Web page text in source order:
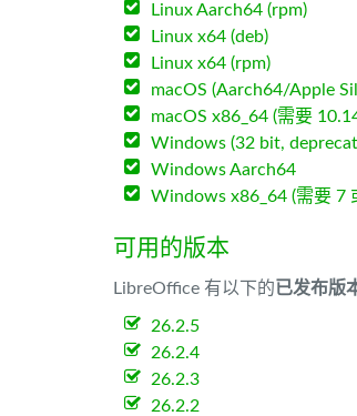
Linux Aarch64 (rpm)
Linux x64 (deb)
Linux x64 (rpm)
macOS (Aarch64/Apple
macOS x86_64 (需要
Windows (32 bit,
Windows Aarch64
Windows x86_64 (需要 7
可用的版本
LibreOffice 有以下的已发布版
26.2.5
26.2.4
26.2.3
26.2.2